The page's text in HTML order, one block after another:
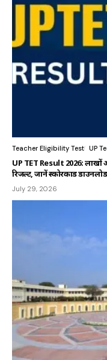
Teacher Eligibility Test UP
UP TET Result 2026: लाखों
रिजल्ट, जानें स्कोरकार्ड
July 29, 2026